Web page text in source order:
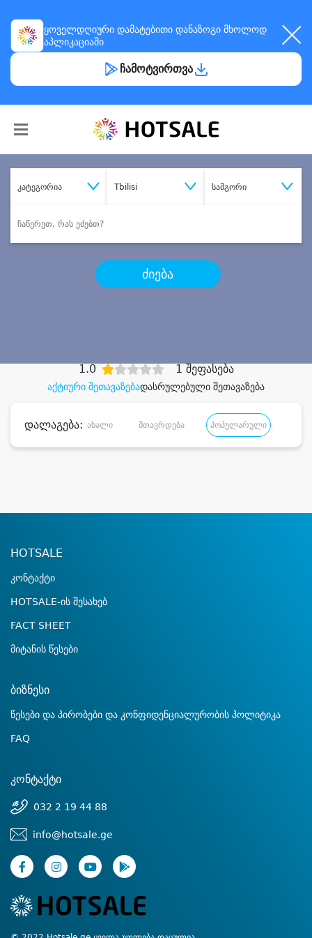
ყოველდღიური დამატებითი დანაზოგი მხოლოდ
აპლიკაციაში
ჩამოტვირთვა
კატეგორია Tbilisi სამგორი
ძიება
აქტიური შეთავაზებადასრულებული შეთავაზება
1.0 1 შეფასება
დალაგება: ახალი მთავრდება პოპულარული
HOTSALE
კონტაქტი
HOTSALE-ის შესახებ
FACT SHEET
მიტანის წესები
ბიზნესი
წესები და პირობები და კონფიდენციალურობის პოლიტიკა
FAQ
კონტაქტი
032 2 19 44 88
info@hotsale.ge